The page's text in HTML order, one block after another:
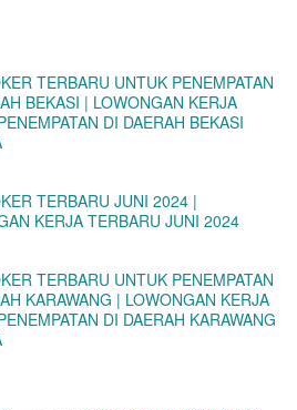
TERBARU UNTUK PENEMPATAN
BEKASI | LOWONGAN KERJA
DI DAERAH BEKASI
TERBARU JUNI 2024 |
KERJA TERBARU JUNI 2024
TERBARU UNTUK PENEMPATAN
KARAWANG | LOWONGAN KERJA
DI DAERAH KARAWANG